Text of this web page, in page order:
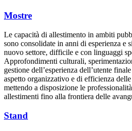
Mostre
Le capacità di allestimento in ambiti
sono consolidate in anni di esperienza e
nuovo settore, difficile e con linguaggi
Approfondimenti culturali,
gestione dell’esperienza dell’utente
aspetto organizzativo e di efficienza
mettendo a disposizione le
allestimenti fino alla frontiera delle
Stand